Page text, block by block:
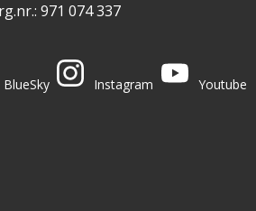
971 074 337
BlueSky
Instagram
Youtube